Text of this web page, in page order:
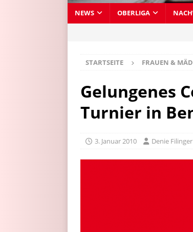
NEWS OBERLIGA
STARTSEITE FRAUEN &
Gelungenes
Turnier in
3. Januar 2010 Denie Filinger